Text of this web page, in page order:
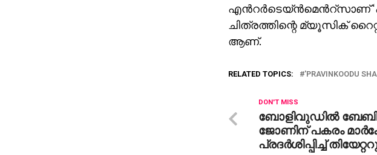
എന്‍റർടെയ്ൻമെന്‍റ്സാണ്
ചിത്രത്തിന്റെ മ്യൂസിക്‌
ആണ്.
RELATED TOPICS: 'PRAVINKOODU
DON'T MISS
ബോളിവുഡില്‍ ബേബി
ജോണിന് പകരം
പ്രദര്‍ശിപ്പിച്ച്